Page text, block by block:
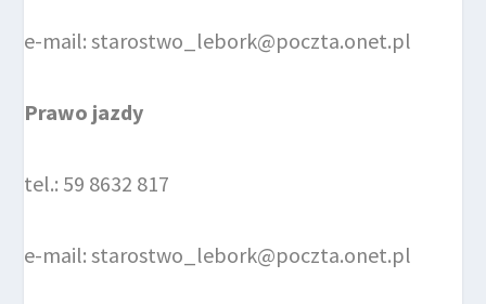
e-mail: starostwo_lebork@poczta.onet.pl
Prawo jazdy
tel.: 59 8632 817
e-mail: starostwo_lebork@poczta.onet.pl